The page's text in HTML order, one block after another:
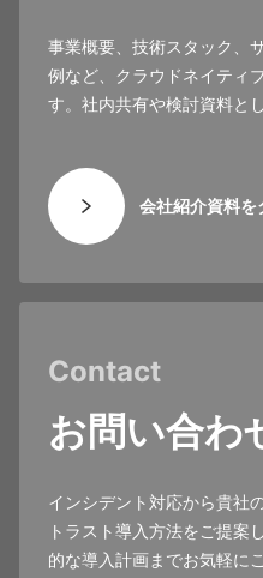
事業概要、技術スタック、
例など、クラウドネイティ
す。社内共有や検討資料と
会社紹介資料
Contact
お問い合わ
インシデント対応から貴社
トラスト導入方法をご提案
的な導入計画までお気軽に